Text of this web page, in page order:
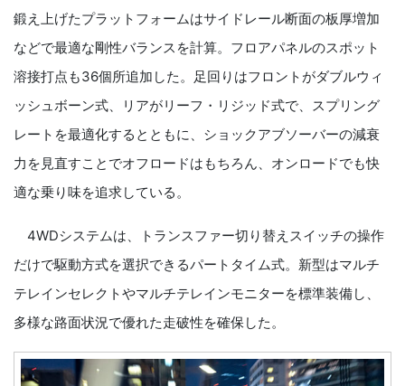
鍛え上げたプラットフォームはサイドレール断面の板厚増加
などで最適な剛性バランスを計算。フロアパネルのスポット
溶接打点も36個所追加した。足回りはフロントがダブルウィ
ッシュボーン式、リアがリーフ・リジッド式で、スプリング
レートを最適化するとともに、ショックアブソーバーの減衰
力を見直すことでオフロードはもちろん、オンロードでも快
適な乗り味を追求している。
4WDシステムは、トランスファー切り替えスイッチの操作
だけで駆動方式を選択できるパートタイム式。新型はマルチ
テレインセレクトやマルチテレインモニターを標準装備し、
多様な路面状況で優れた走破性を確保した。